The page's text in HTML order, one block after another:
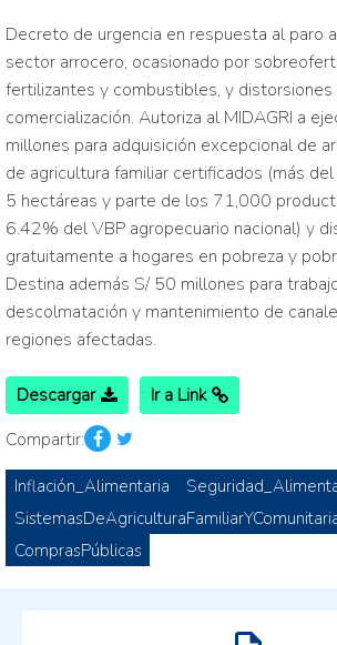
Decreto de urgencia en respuesta al paro
sector arrocero, ocasionado por
fertilizantes y combustibles, y distorsiones
comercialización. Autoriza al MIDAGRI a
millones para adquisición excepcional de
de agricultura familiar certificados (más
5 hectáreas y parte de los 71,000
6.42% del VBP agropecuario nacional) y
gratuitamente a hogares en pobreza y
Destina además S/ 50 millones para
descolmatación y mantenimiento de
regiones afectadas.
Descargar
Ir a Link
Compartir:
Inflación_Alimentaria
ComprasPúblicas